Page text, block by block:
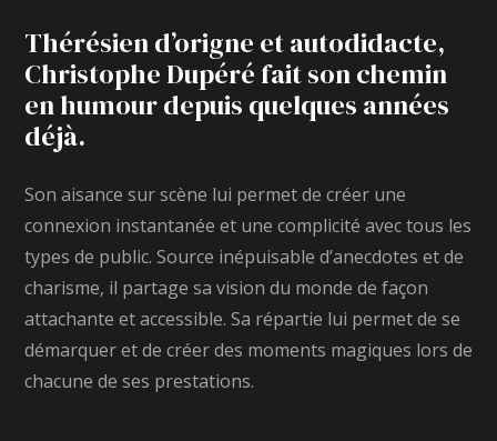
Thérésien d’origne et autodidacte,
Christophe Dupéré fait son chemin
en humour depuis quelques années
déjà.
Son aisance sur scène lui permet de créer une
connexion instantanée et une complicité avec tous les
types de public. Source inépuisable d’anecdotes et de
charisme, il partage sa vision du monde de façon
attachante et accessible. Sa répartie lui permet de se
démarquer et de créer des moments magiques lors de
chacune de ses prestations.